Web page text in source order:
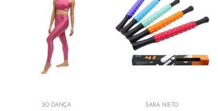
SO DANÇA SARA NIETO